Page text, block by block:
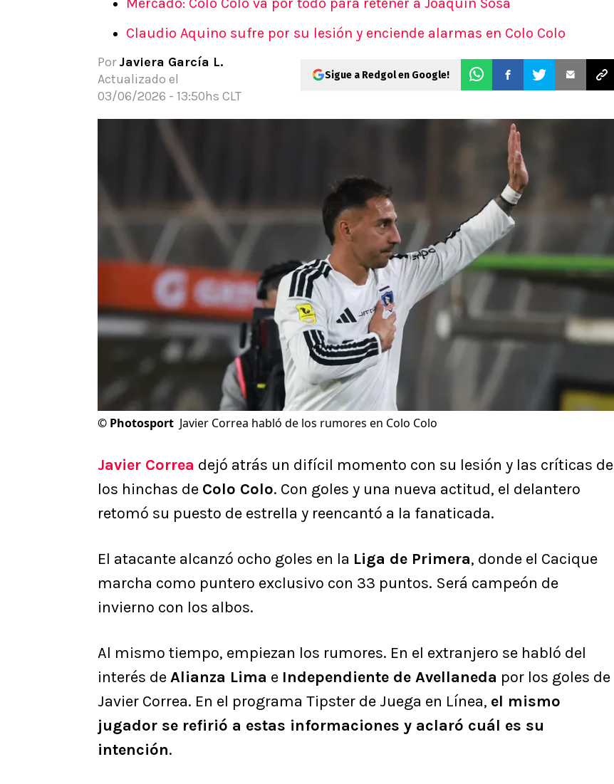
Pronósticos
Claudio Aquino sufre por su lesión y enciende alarmas en Colo Colo
Por Javiera García L.
Actualizado el
03/06/2026 - 13:50hs CLT
Sigue a Redgol en Google!
© Photosport Javier Correa habló de los rumores en Colo Colo
Javier Correa dejó atrás un difícil momento con su lesión y las críticas de
los hinchas de Colo Colo. Con goles y una nueva actitud, el delantero
retomó su puesto de estrella y reencantó a la fanaticada.
El atacante alcanzó ocho goles en la Liga de Primera, donde el Cacique
marcha como puntero exclusivo con 33 puntos. Será campeón de
invierno con los albos.
Al mismo tiempo, empiezan los rumores. En el extranjero se habló del
interés deAlianza Lima e Independiente de Avellaneda por los goles de
Javier Correa. En el programa Tipster de Juega en Línea, el mismo
jugador se refirió a estas informaciones y aclaró cuál es su
intención.